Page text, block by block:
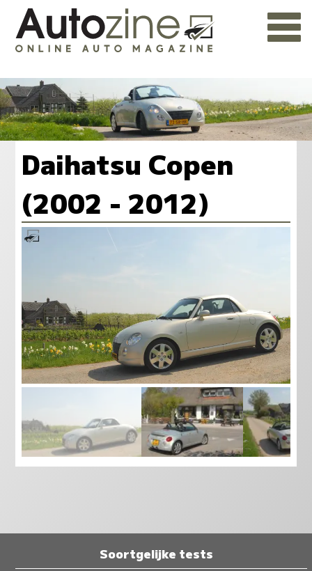
Daihatsu Copen
(2002 - 2012)
Soortgelijke tests